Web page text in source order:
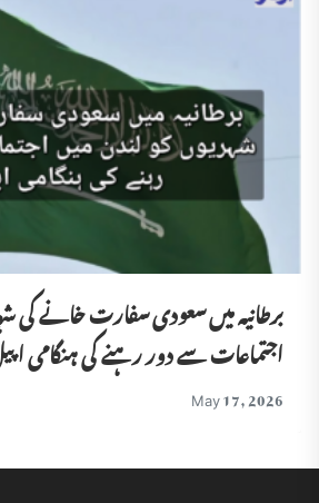
برطانیہ میں سعودی سفارت خانے کی
اجتماعات سے دور رہنے کی ہنگامی
May 17, 2026